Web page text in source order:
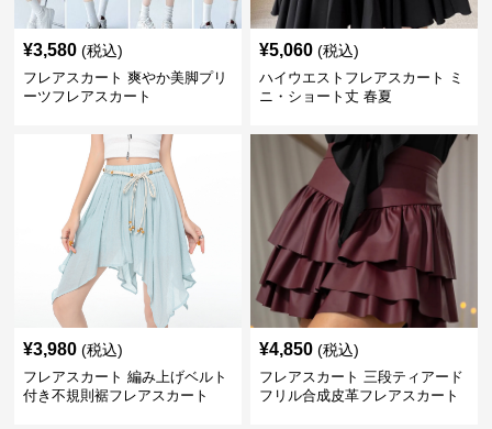
¥3,580 (税込)
フレアスカート 爽やか美脚プリ
ーツフレアスカート
¥5,060 (税込)
ハイウエストフレアスカート ミ
ニ・ショート丈 春夏
¥3,980 (税込)
フレアスカート 編み上げベルト
付き不規則裾フレアスカート
¥4,850 (税込)
フレアスカート 三段ティアード
フリル合成皮革フレアスカート